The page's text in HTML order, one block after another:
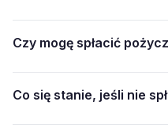
Czy mogę spłacić
Co się stanie, jeśli nie